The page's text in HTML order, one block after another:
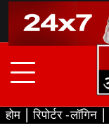
content
होम रिपोर्टर -लॉगिन